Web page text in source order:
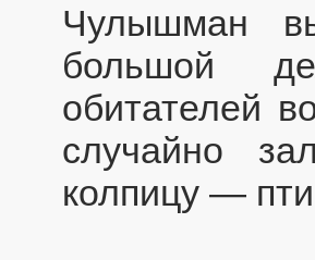
Чулышман
большой
обитателей
случайно
колпицу —